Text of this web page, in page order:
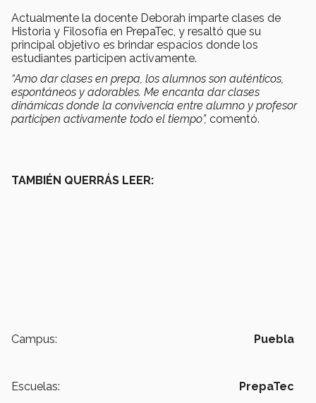
Actualmente la docente Deborah imparte clases de
Historia y Filosofía en PrepaTec, y resaltó que su
principal objetivo es brindar espacios donde los
estudiantes participen activamente.
“Amo dar clases en prepa, los alumnos son auténticos,
espontáneos y adorables. Me encanta dar clases
dinámicas donde la convivencia entre alumno y profesor
participen activamente todo el tiempo”, comentó.
TAMBIÉN QUERRÁS LEER:
Campus: Puebla
Escuelas: PrepaTec